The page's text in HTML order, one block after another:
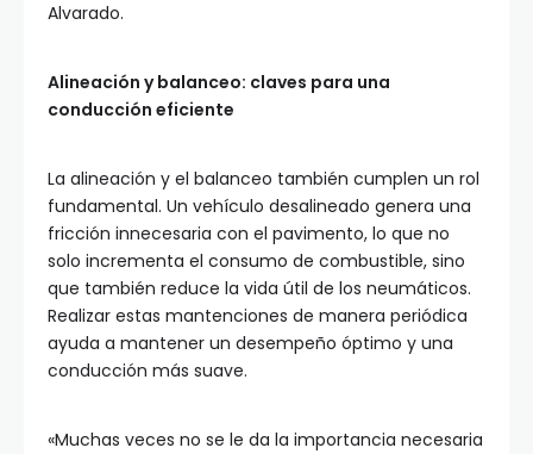
Alvarado.
Alineación y balanceo: claves para una
conducción eficiente
La alineación y el balanceo también cumplen un rol
fundamental. Un vehículo desalineado genera una
fricción innecesaria con el pavimento, lo que no
solo incrementa el consumo de combustible, sino
que también reduce la vida útil de los neumáticos.
Realizar estas mantenciones de manera periódica
ayuda a mantener un desempeño óptimo y una
conducción más suave.
«Muchas veces no se le da la importancia necesaria